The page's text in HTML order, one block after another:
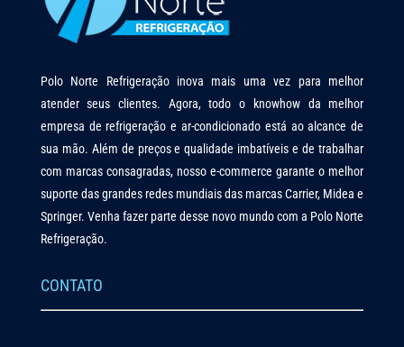
Polo Norte Refrigeração inova mais uma vez para melhor
atender seus clientes. Agora, todo o knowhow da melhor
empresa de refrigeração e ar-condicionado está ao alcance de
sua mão. Além de preços e qualidade imbatíveis e de trabalhar
com marcas consagradas, nosso e-commerce garante o melhor
suporte das grandes redes mundiais das marcas Carrier, Midea e
Springer. Venha fazer parte desse novo mundo com a Polo Norte
Refrigeração.
CONTATO